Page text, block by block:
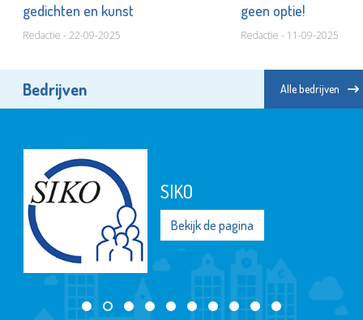
gedichten en kunst
Redactie - 22-09-2025
geen optie!
Redactie - 11-09-2025
Bedrijven Alle bedrijven
SIKO
Bekijk de pagina